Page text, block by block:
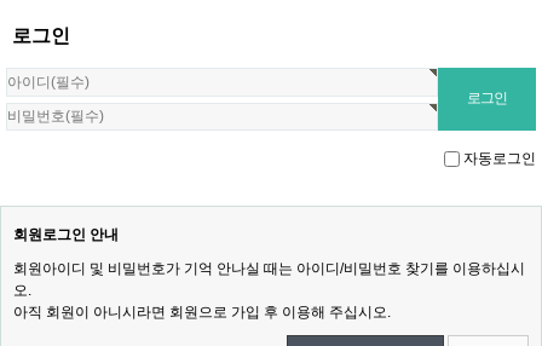
로그인
자동로그인
회원로그인 안내
회원아이디 및 비밀번호가 기억 안나실 때는 아이디/비밀번호 찾기를 이용하십시
오.
아직 회원이 아니시라면 회원으로 가입 후 이용해 주십시오.